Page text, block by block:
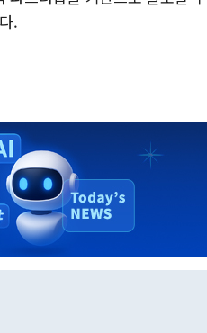
.